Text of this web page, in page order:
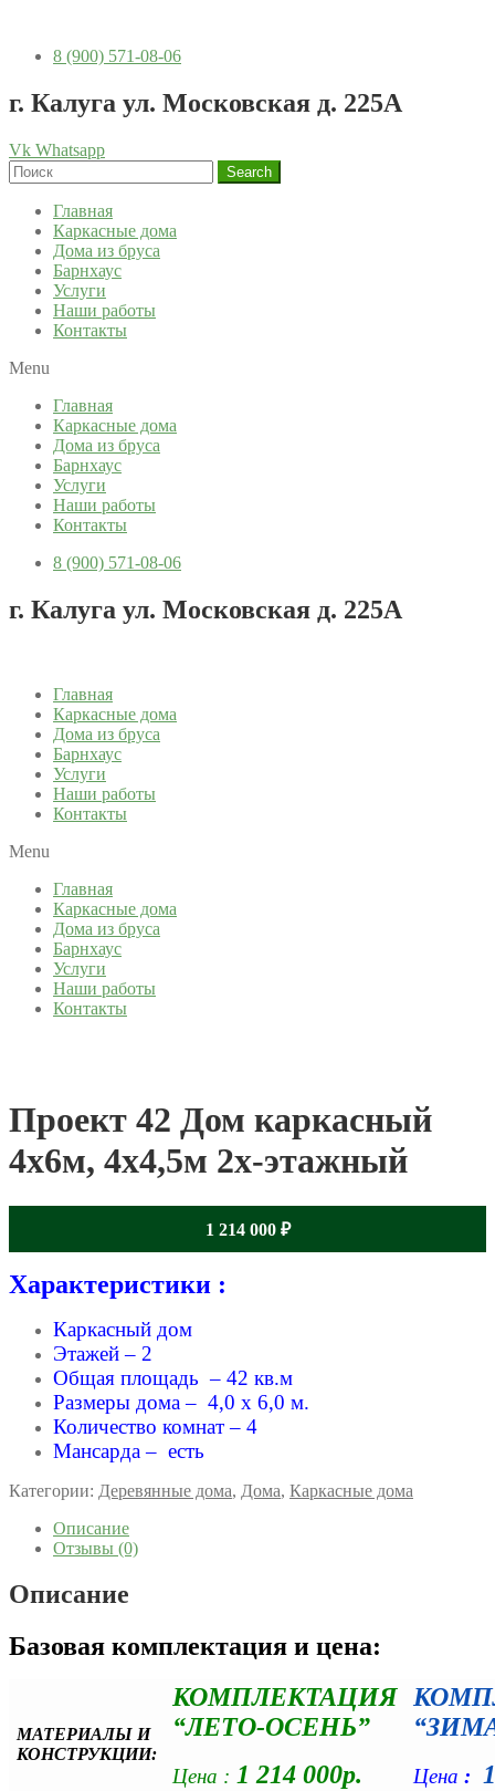
8 (900) 571-08-06
г. Калуга ул. Московская д. 225А
Vk Whatsapp
Search
Главная
Каркасные дома
Дома из бруса
Барнхаус
Услуги
Наши работы
Контакты
Menu
Главная
Каркасные дома
Дома из бруса
Барнхаус
Услуги
Наши работы
Контакты
8 (900) 571-08-06
г. Калуга ул. Московская д. 225А
Главная
Каркасные дома
Дома из бруса
Барнхаус
Услуги
Наши работы
Контакты
Menu
Главная
Каркасные дома
Дома из бруса
Барнхаус
Услуги
Наши работы
Контакты
Проект 42 Дом каркасный
4х6м, 4х4,5м 2х-этажный
1 214 000 ₽
Характеристики :
Каркасный дом
Этажей – 2
Общая площадь – 42 кв.м
Размеры дома – 4,0 x 6,0 м.
Количество комнат – 4
Мансарда – есть
Категории: Деревянные дома, Дома, Каркасные дома
Описание
Отзывы (0)
Описание
Базовая комплектация и цена:
МАТЕРИАЛЫ И
КОНСТРУКЦИИ:
КОМПЛЕКТАЦИЯ
“ЛЕТО-ОСЕНЬ”
Цена : 1 214 000р. Цена :